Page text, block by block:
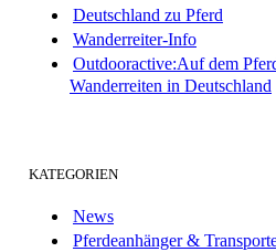
Deutschland zu Pferd
Wanderreiter-Info
Outdooractive:Auf dem
Wanderreiten in Deutschland
KATEGORIEN
News
Pferdeanhänger &